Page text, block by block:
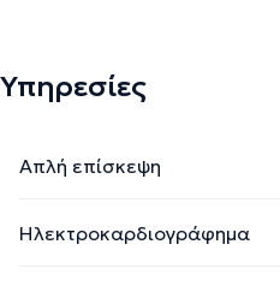
Υπηρεσίες
Απλή επίσκεψη
Ηλεκτροκαρδιογράφημα